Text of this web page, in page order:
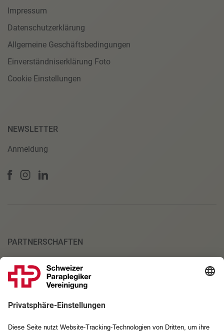
Impressum
Datenschutzerklärung
Allgemeine Geschäftsbedingungen
Einverständniserklärung Foto
Cookie Einstellungen
NEWSLETTER
Anmeldung
PARTNERSCHAFTEN